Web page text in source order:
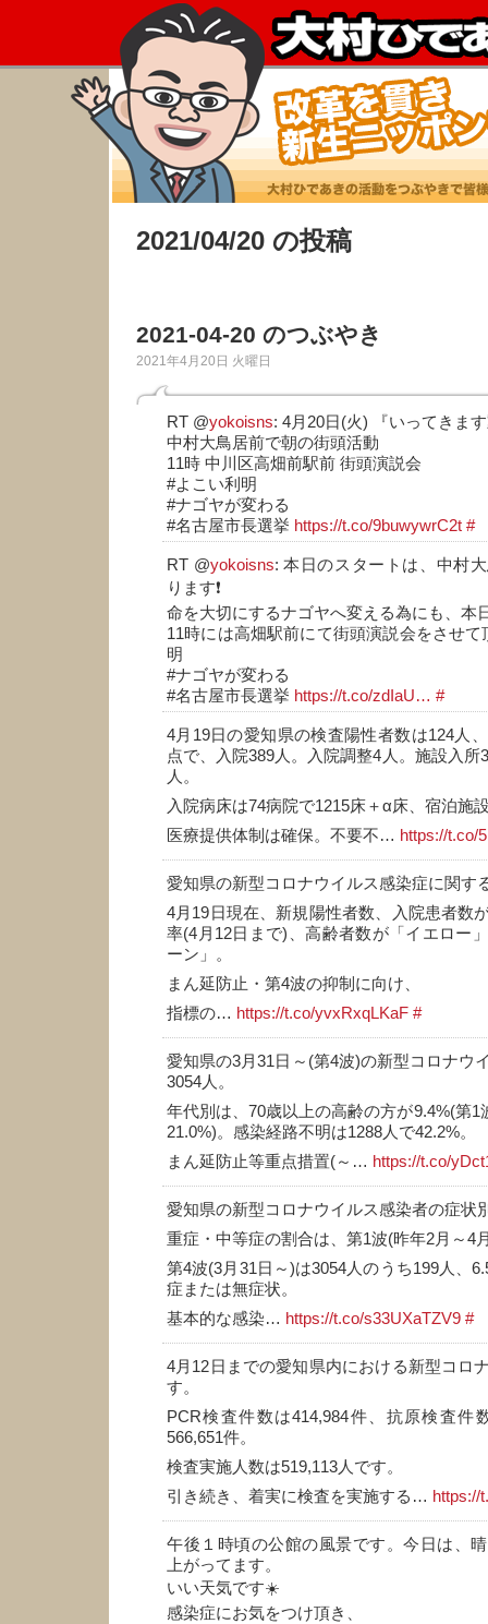
2021/04/20 の投稿
2021-04-20 のつぶやき
2021年4月20日 火曜日
RT @yokoisns: 4月20日(火) 『いってきま
中村大鳥居前で朝の街頭活動
11時 中川区高畑前駅前 街頭演説会
#よこい利明
#ナゴヤが変わる
#名古屋市長選挙 https://t.co/9buwywrC2t #
RT @yokoisns: 本日のスタートは、中村
ります❗️
命を大切にするナゴヤへ変える為にも、本
11時には高畑駅前にて街頭演説会をさせ
明
#ナゴヤが変わる
#名古屋市長選挙 https://t.co/zdIaU… #
4月19日の愛知県の検査陽性者数は124人
点で、入院389人。入院調整4人。施設入所
人。
入院病床は74病院で1215床＋α床、宿泊施
医療提供体制は確保。不要不… https://t.co/
愛知県の新型コロナウイルス感染症に関す
4月19日現在、新規陽性者数、入院患者数
率(4月12日まで)、高齢者数が「イエロー
ーン」。
まん延防止・第4波の抑制に向け、
指標の… https://t.co/yvxRxqLKaF #
愛知県の3月31日～(第4波)の新型コロナウ
3054人。
年代別は、70歳以上の高齢の方が9.4%(第1
21.0%)。感染経路不明は1288人で42.2%。
まん延防止等重点措置(～… https://t.co/
愛知県の新型コロナウイルス感染者の症状
重症・中等症の割合は、第1波(昨年2月～4
第4波(3月31日～)は3054人のうち199人、
症または無症状。
基本的な感染… https://t.co/s33UXaTZV9 #
4月12日までの愛知県内における新型コロ
す。
PCR検査件数は414,984件、抗原検査件
566,651件。
検査実施人数は519,113人です。
引き続き、着実に検査を実施する… https://
午後１時頃の公館の風景です。今日は、
上がってます。
いい天気です☀️
感染症にお気をつけ頂き、